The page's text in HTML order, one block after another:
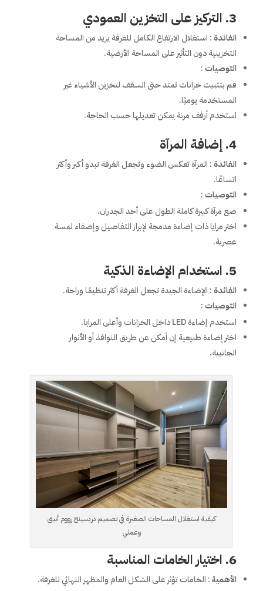
3. التركيز على التخزين العمودي
الفائدة: استغلال الارتفاع الكامل للغرفة يزيد من المساحة
التخزينية دون التأثير على المساحة الأرضية.
التوصيات:
قم بتثبيت خزانات تمتد حتى السقف لتخزين الأشياء غير
المستخدمة يوميًا.
استخدم أرفف مرنة يمكن تعديلها حسب الحاجة.
4. إضافة المرآة
الفائدة: المرآة تعكس الضوء وتجعل الغرفة تبدو أكبر وأكثر
اتساعًا.
التوصيات:
ضع مرآة كبيرة كاملة الطول على أحد الجدران.
اختر مرايا ذات إضاءة مدمجة لإبراز التفاصيل وإضفاء لمسة
عصرية.
5. استخدام الإضاءة الذكية
الفائدة: الإضاءة الجيدة تجعل الغرفة أكثر تنظيمًا وراحة.
التوصيات:
استخدم إضاءة LED داخل الخزانات وأعلى المرايا.
اختر إضاءة طبيعية إن أمكن عن طريق النوافذ أو الأنوار
الجانبية.
كيفية استغلال المساحات الصغيرة في تصميم دريسينج رووم أنيق
وعملي
6. اختيار الخامات المناسبة
الأهمية: الخامات تؤثر على الشكل العام والمظهر النهائي للغرفة.